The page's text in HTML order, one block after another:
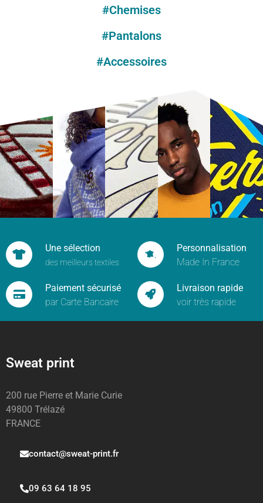
#Chemises
#Pantalons
#Accessoires
Une sélection
des meilleurs textiles
Personnalisation
Made In France
Paiement sécurisé
par Carte Bancaire
Livraison rapide
voir très rapide
Sweat print
200 rue Pierre et Marie Curie
49800 Trélazé
FRANCE
contact@sweat-print.fr
09 63 64 18 95